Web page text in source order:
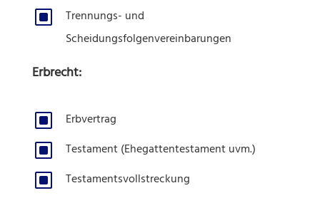
W
Trennungs- und
Scheidungsfolgenvereinbarungen
Erbrecht:
W Erbvertrag
W Testament (Ehegattentestament uvm.)
W Testamentsvollstreckung